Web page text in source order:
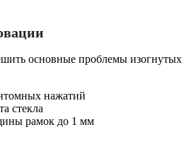
основные проблемы изогнутых
нажатий
стекла
рамок до 1 мм